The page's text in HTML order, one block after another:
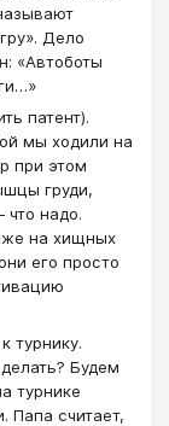
Дело
«Автоботы
патент).
мы ходили на
при этом
груди,
надо.
на хищных
его просто
турнику.
Будем
турнике
Папа считает,